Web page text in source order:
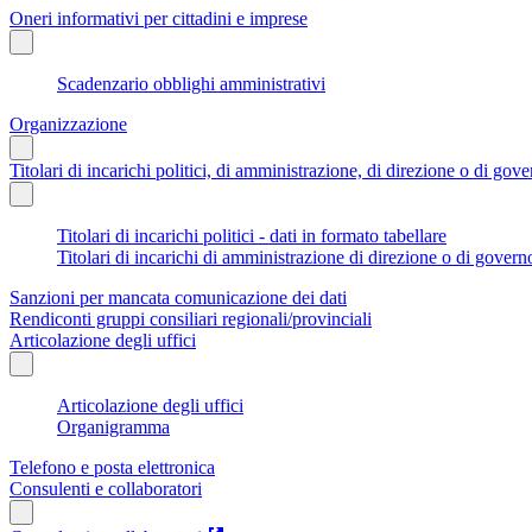
Oneri informativi per cittadini e imprese
Scadenzario obblighi amministrativi
Organizzazione
Titolari di incarichi politici, di amministrazione, di direzione o di
Titolari di incarichi politici - dati in formato tabellare
Titolari di incarichi di amministrazione di direzione o di
Sanzioni per mancata comunicazione dei dati
Rendiconti gruppi consiliari regionali/provinciali
Articolazione degli uffici
Articolazione degli uffici
Organigramma
Telefono e posta elettronica
Consulenti e collaboratori